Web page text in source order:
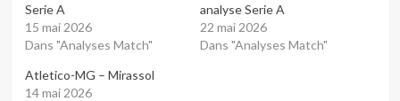
Serie A
15 mai 2026
Dans "Analyses Match"
analyse Serie A
22 mai 2026
Dans "Analyses Match"
Atletico-MG – Mirassol
14 mai 2026